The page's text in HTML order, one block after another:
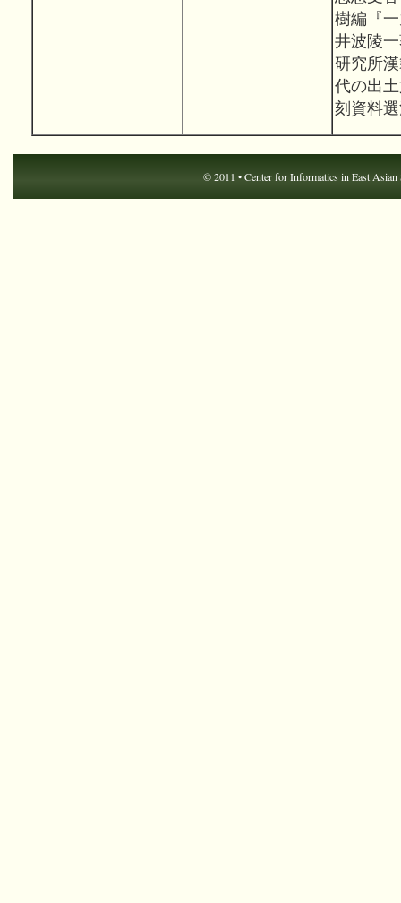
樹編『
井波陵
研究所
代の出
刻資料
© 2011 •Center for Informatics in East Asian